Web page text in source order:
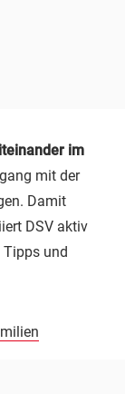
im
mit der
Damit
DSV aktiv
Tipps und